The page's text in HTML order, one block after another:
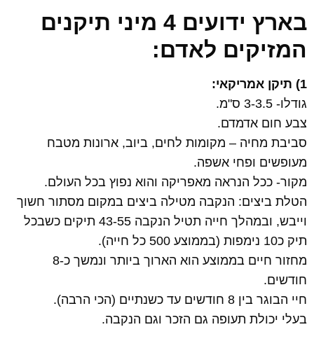
בארץ ידועים 4 מיני תיקנים
המזיקים לאדם:
1) תיקן אמריקאי:
גודלו- 3-3.5 ס"מ.
צבע חום אדמדם.
סביבת מחיה – מקומות לחים, ביוב, ארונות מטבח
מעופשים ופחי אשפה.
מקור- ככל הנראה מאפריקה והוא נפוץ בכל העולם.
הטלת ביצים: הנקבה מטילה ביצים במקום מסתור חשוך
וייבש, ובמהלך חייה תטיל הנקבה 43-55 תיקים כשבכל
תיק כ10 נימפות (בממוצע 500 כל חייה).
מחזור חיים בממוצע הוא הארוך ביותר ונמשך כ-8
חודשים.
חיי הבוגר בין 8 חודשים עד כשנתיים (הכי הרבה).
בעלי יכולת תעופה גם הזכר וגם הנקבה.